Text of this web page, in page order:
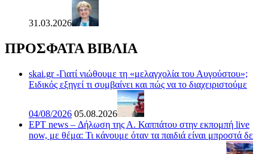
31.03.2026
ΠΡΟΣΦΑΤΑ ΒΙΒΛΙΑ
skai.gr -Γιατί νιώθουμε τη «μελαγχολία του Αυγούστου»;
Ειδικός εξηγεί τι συμβαίνει και πώς να το διαχειριστούμε
04/08/2026 05.08.2026
ΕΡΤ news – Δήλωση της Α. Καππάτου στην εκπομπή live
now, με θέμα: Τι κάνουμε όταν τα παιδιά είναι μπροστά δε